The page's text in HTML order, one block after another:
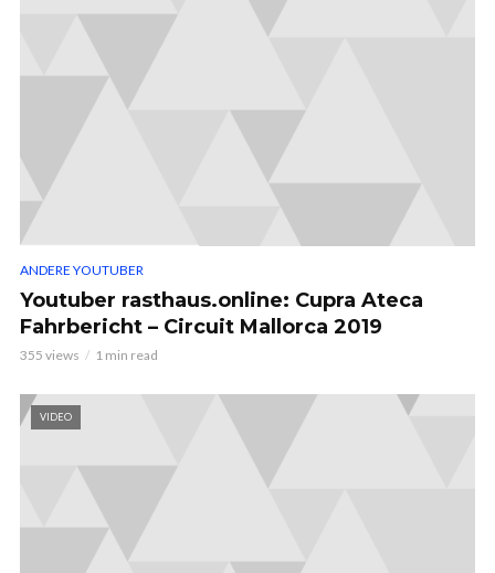
ANDERE YOUTUBER
Youtuber rasthaus.online: Cupra Ateca
Fahrbericht – Circuit Mallorca 2019
355 views 1 min read
VIDEO